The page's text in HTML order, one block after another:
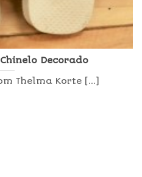
Decorado
Thelma Korte [...]